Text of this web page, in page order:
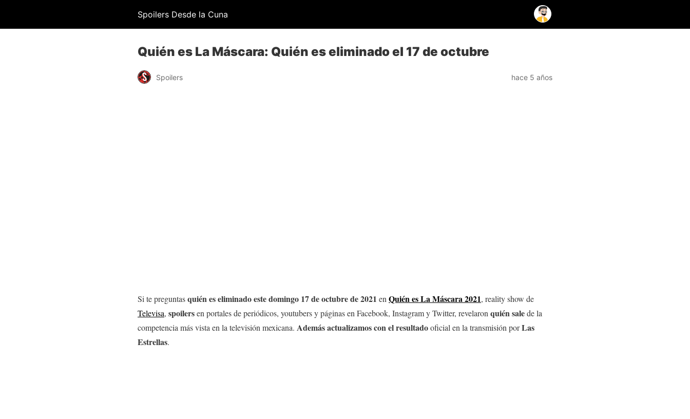
Spoilers Desde la Cuna
Quién es La Máscara: Quién es eliminado el 17 de octubre
Spoilers hace 5 años
Si te preguntasquién es eliminado este domingo 17 de octubrede 2021 en Quién es La Máscara 2021, reality show de
Televisa, spoilersen portales de periódicos, youtubers y páginas en Facebook, Instagram y Twitter, revelaron quién salede la
competencia más vista en la televisión mexicana. Además actualizamos con el resultadooficial en la transmisión porLas
Estrellas.